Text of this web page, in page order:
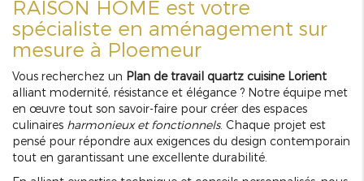
RAISON HOME est votre
spécialiste en aménagement sur
mesure à Ploemeur
Vous recherchez un Plan de travail quartz cuisine Lorient
alliant modernité, résistance et élégance ? Notre équipe met
en œuvre tout son savoir-faire pour créer des espaces
culinaires harmonieux et fonctionnels. Chaque projet est
pensé pour répondre aux exigences du design contemporain
tout en garantissant une excellente durabilité.